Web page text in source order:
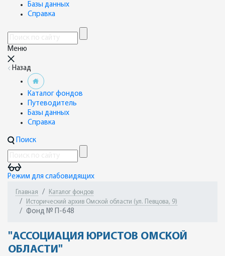
Базы данных
Справка
Меню
Назад
Каталог фондов
Путеводитель
Базы данных
Справка
Поиск
Режим для слабовидящих
Главная
Каталог фондов
Исторический архив Омской области (ул. Певцова, 9)
Фонд № П-648
"АССОЦИАЦИЯ ЮРИСТОВ ОМСКОЙ
ОБЛАСТИ"